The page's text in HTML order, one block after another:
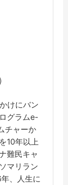
けにバン
グラムe-
チャーか
10年以上
難民キャ
マリラン
、人生に